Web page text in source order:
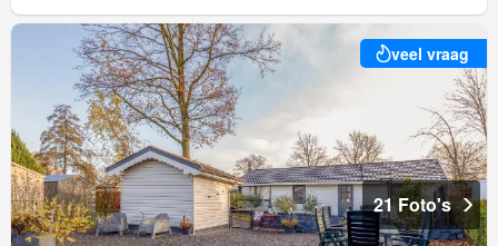
veel vraag
21 Foto's